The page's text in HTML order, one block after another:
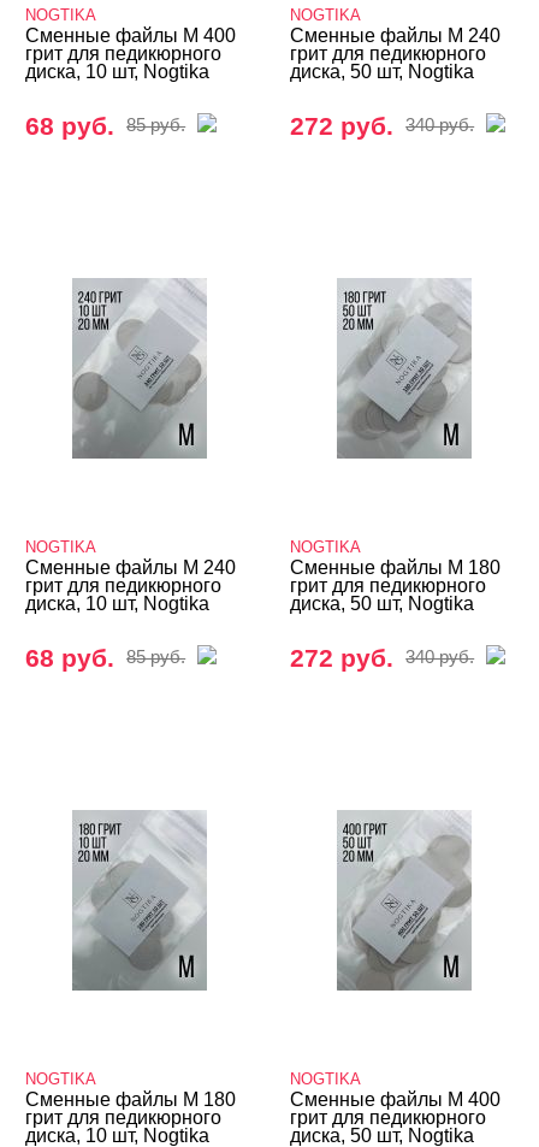
NOGTIKA
Сменные файлы M 400
грит для педикюрного
диска, 10 шт, Nogtika
68 руб. 85 руб.
NOGTIKA
Сменные файлы M 240
грит для педикюрного
диска, 50 шт, Nogtika
272 руб. 340 руб.
NOGTIKA
Сменные файлы M 240
грит для педикюрного
диска, 10 шт, Nogtika
68 руб. 85 руб.
NOGTIKA
Сменные файлы M 180
грит для педикюрного
диска, 50 шт, Nogtika
272 руб. 340 руб.
NOGTIKA
Сменные файлы M 180
грит для педикюрного
диска, 10 шт, Nogtika
NOGTIKA
Сменные файлы M 400
грит для педикюрного
диска, 50 шт, Nogtika